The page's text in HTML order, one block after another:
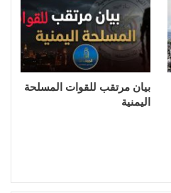
بيان مرتقب للقوات المسلحة
اليمنية